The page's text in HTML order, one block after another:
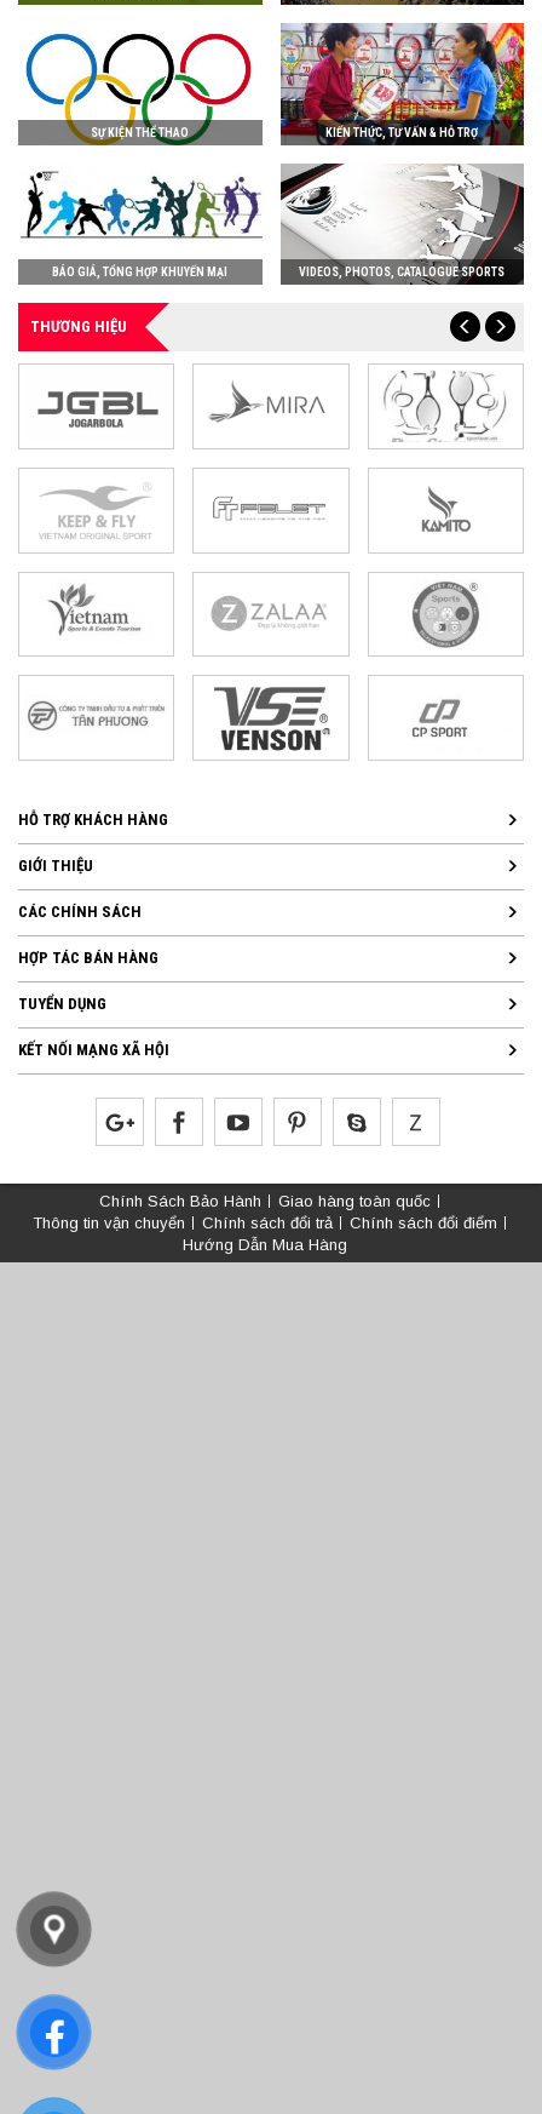
SỰ KIỆN THỂ THAO KIẾN THỨC, TƯ VẤN & HỖ TRỢ
BÁO GIÁ, TỔNG HỢP KHUYẾN MẠI VIDEOS, PHOTOS, CATALOGUE SPORTS
THƯƠNG HIỆU
HỖ TRỢ KHÁCH HÀNG
GIỚI THIỆU
CÁC CHÍNH SÁCH
HỢP TÁC BÁN HÀNG
TUYỂN DỤNG
KẾT NỐI MẠNG XÃ HỘI
Chính Sách Bảo Hành
Giao hàng toàn quốc
Thông tin vận chuyển
Chính sách đổi trả
Chính sách đổi điểm
Hướng Dẫn Mua Hàng